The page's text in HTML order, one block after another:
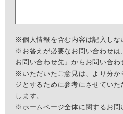
※個人情報を含む内容は記入しな
※お答えが必要なお問い合わせは
お問い合わせ先」からお問い合わ
※いただいたご意見は、より分か
ジとするために参考にさせてい
します。
※ホームページ全体に関するお問